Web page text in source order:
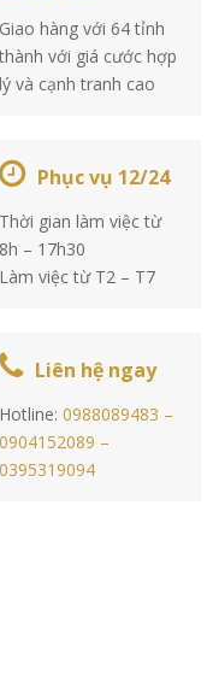
Giao hàng với 64 tỉnh
thành với giá cước hợp
lý và cạnh tranh cao
Phục vụ 12/24
Thời gian làm việc từ
8h – 17h30
Làm việc từ T2 – T7
Liên hệ ngay
Hotline:0988089483 –
0904152089 –
0395319094